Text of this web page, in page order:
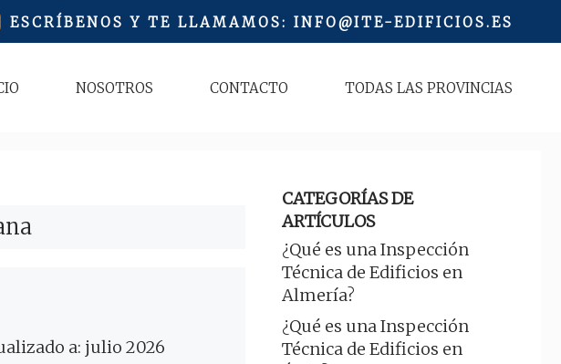
ESCRÍBENOS Y TE LLAMAMOS: INFO@ITE-EDIFICIOS.ES
NOSOTROS CONTACTO TODAS LAS PROVINCIAS
a: julio 2026
CATEGORÍAS DE
ARTÍCULOS
¿Qué es una Inspección
Técnica de Edificios en
Almería?
¿Qué es una Inspección
Técnica de Edificios en